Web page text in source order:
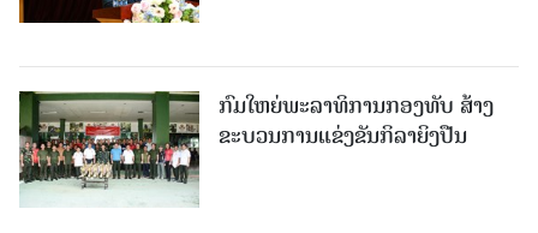
ກົມໃຫຍ່ພະລາທິການກອງທັບ ສ້າງ
ຂະບວນການແຂ່ງຂັນກິລາຍິງປືນ